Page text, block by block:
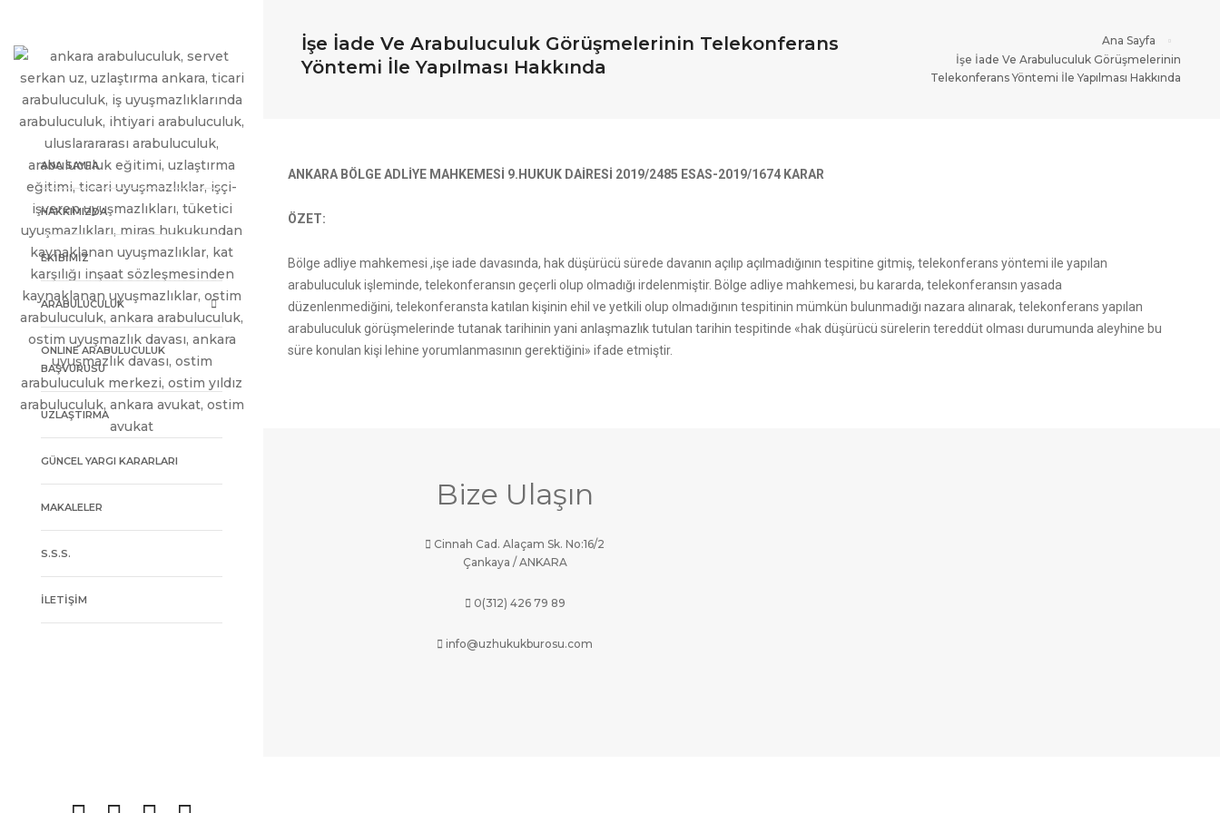
ANA SAYFA
HAKKIMIZDA
EKİBİMİZ
ARABULUCULUK
ONLINE ARABULUCULUK
BAŞVURUSU
UZLAŞTIRMA
GÜNCEL YARGI KARARLARI
MAKALELER
S.S.S.
İLETİŞİM
İşe İade Ve Arabuluculuk Görüşmelerinin Telekonferans
Yöntemi İle Yapılması Hakkında
Ana Sayfa
İşe İade Ve Arabuluculuk Görüşmelerinin
Telekonferans Yöntemi İle Yapılması Hakkında
ANKARA BÖLGE ADLİYE MAHKEMESİ 9.HUKUK DAİRESİ 2019/2485 ESAS-2019/1674 KARAR
ÖZET:
Bölge adliye mahkemesi ,işe iade davasında, hak düşürücü sürede davanın açılıp açılmadığının tespitine gitmiş, telekonferans yöntemi ile yapılan
arabuluculuk işleminde, telekonferansın geçerli olup olmadığı irdelenmiştir. Bölge adliye mahkemesi, bu kararda, telekonferansın yasada
düzenlenmediğini, telekonferansta katılan kişinin ehil ve yetkili olup olmadığının tespitinin mümkün bulunmadığı nazara alınarak, telekonferans yapılan
arabuluculuk görüşmelerinde tutanak tarihinin yani anlaşmazlık tutulan tarihin tespitinde «hak düşürücü sürelerin tereddüt olması durumunda aleyhine bu
süre konulan kişi lehine yorumlanmasının gerektiğini» ifade etmiştir.
Bize Ulaşın
Cinnah Cad. Alaçam Sk. No:16/2
Çankaya / ANKARA
0(312) 426 79 89
info@uzhukukburosu.com